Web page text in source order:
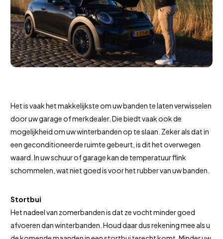
Het is vaak het makkelijkste om uw banden te laten verwisselen
door uw garage of merkdealer. Die biedt vaak ook de
mogelijkheid om uw winterbanden op te slaan. Zeker als dat in
een geconditioneerde ruimte gebeurt, is dit het overwegen
waard. In uw schuur of garage kan de temperatuur flink
schommelen, wat niet goed is voor het rubber van uw banden.
Stortbui
Het nadeel van zomerbanden is dat ze vocht minder goed
afvoeren dan winterbanden. Houd daar dus rekening mee als u